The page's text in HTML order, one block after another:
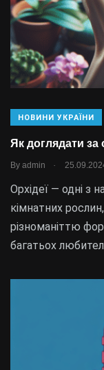
НОВИНИ УКРАЇНИ
Як доглядати за
By admin .
Орхідеї — одні з
кімнатних
різноманіттю
багатьох